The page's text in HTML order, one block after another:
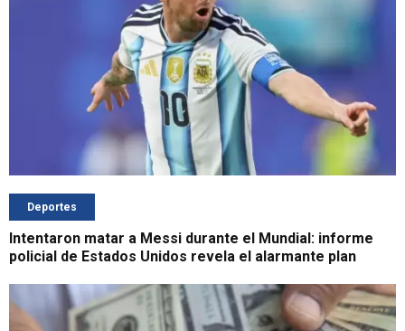
Deportes
Intentaron matar a Messi durante el Mundial: informe
policial de Estados Unidos revela el alarmante plan